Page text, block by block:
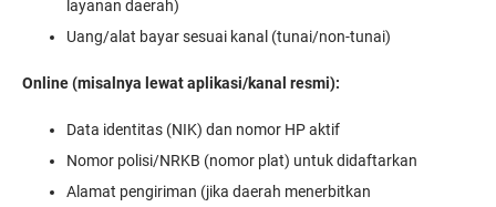
layanan daerah)
Uang/alat bayar sesuai kanal (tunai/non-tunai)
Online (misalnya lewat aplikasi/kanal resmi):
Data identitas (NIK) dan nomor HP aktif
Nomor polisi/NRKB (nomor plat) untuk didaftarkan
Alamat pengiriman (jika daerah menerbitkan